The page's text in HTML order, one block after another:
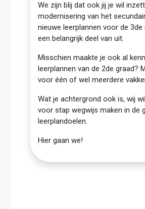
We zijn blij dat ook jij je wil
modernisering van het
nieuwe leerplannen voor de
een belangrijk deel van uit.
Misschien maakte je ook al
leerplannen van de 2de graad?
voor één of wel meerdere
Wat je achtergrond ook is, wij
voor stap wegwijs maken in de
leerplandoelen.
Hier gaan we!